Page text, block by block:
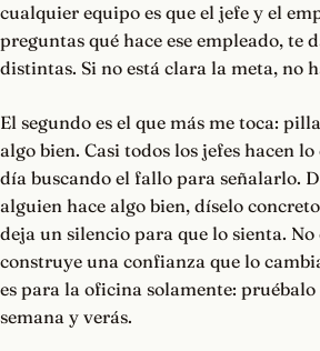
cualquier equipo es que el jefe y el
preguntas qué hace ese empleado, te
distintas. Si no está clara la meta, no
El segundo es el que más me toca:
algo bien. Casi todos los jefes hacen
día buscando el fallo para señalarlo.
alguien hace algo bien, díselo
deja un silencio para que lo sienta.
construye una confianza que lo
es para la oficina solamente:
semana y verás.